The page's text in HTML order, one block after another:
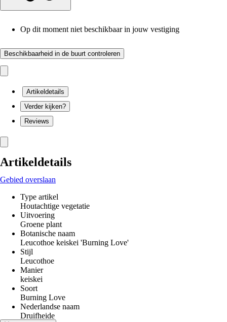
Op dit moment niet beschikbaar in jouw vestiging
Beschikbaarheid in de buurt controleren
Artikeldetails
Verder kijken?
Reviews
Artikeldetails
Gebied overslaan
Type artikel
Houtachtige vegetatie
Uitvoering
Groene plant
Botanische naam
Leucothoe keiskei 'Burning Love'
Stijl
Leucothoe
Manier
keiskei
Soort
Burning Love
Nederlandse naam
Druifheide